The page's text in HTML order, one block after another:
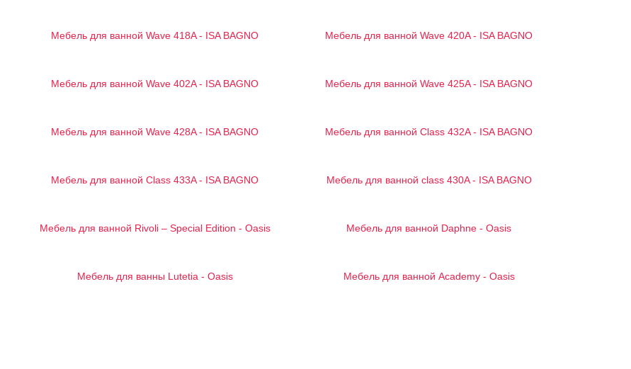
Мебель для ванной Wave 418A - ISA BAGNO Мебель для ванной Wave 420A - ISA BAGNO
Мебель для ванной Wave 402A - ISA BAGNO Мебель для ванной Wave 425A - ISA BAGNO
Мебель для ванной Wave 428A - ISA BAGNO Мебель для ванной Class 432A - ISA BAGNO
Мебель для ванной Сlass 433A - ISA BAGNO Мебель для ванной class 430A - ISA BAGNO
Мебель для ванной Rivoli – Special Edition - Oasis Мебель для ванной Daphne - Oasis
Мебель для ванны Lutetia - Oasis Мебель для ванной Academy - Oasis